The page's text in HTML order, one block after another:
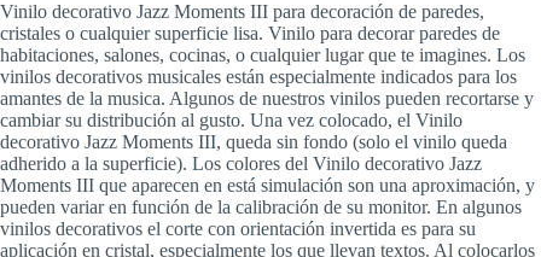
Vinilo decorativo Jazz Moments III para decoración de paredes,
cristales o cualquier superficie lisa. Vinilo para decorar paredes de
habitaciones, salones, cocinas, o cualquier lugar que te imagines. Los
vinilos decorativos musicales están especialmente indicados para los
amantes de la musica. Algunos de nuestros vinilos pueden recortarse y
cambiar su distribución al gusto. Una vez colocado, el Vinilo
decorativo Jazz Moments III, queda sin fondo (solo el vinilo queda
adherido a la superficie). Los colores del Vinilo decorativo Jazz
Moments III que aparecen en está simulación son una aproximación, y
pueden variar en función de la calibración de su monitor. En algunos
vinilos decorativos el corte con orientación invertida es para su
aplicación en cristal, especialmente los que llevan textos. Al colocarlos